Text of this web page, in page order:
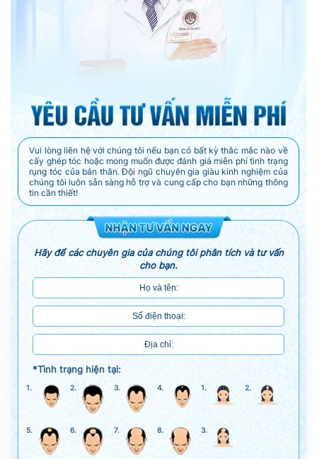
Vui lòng liên hệ với chúng tôi nếu bạn có bất kỳ thắc mắc nào về
cấy ghép tóc hoặc mong muốn được đánh giá miễn phí tình trạng
rụng tóc của bản thân. Đội ngũ chuyên gia giàu kinh nghiệm của
chúng tôi luôn sẵn sàng hỗ trợ và cung cấp cho bạn những thông
tin cần thiết!
Hãy để các chuyên gia của chúng tôi phân tích và tư vấn
cho bạn.
*Tình trạng hiện tại:
1. 2. 3. 4. 1. 2.
5. 6. 7. 8. 3.